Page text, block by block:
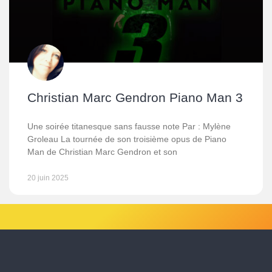
Christian Marc Gendron Piano Man 3
Une soirée titanesque sans fausse note Par : Mylène
Groleau La tournée de son troisième opus de Piano
Man de Christian Marc Gendron et son
20 juin 2025